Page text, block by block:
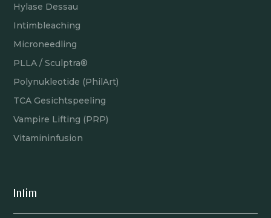
Hylase Dessau
Intimbleaching
Microneedling
PLLA / Sculptra®
Polynukleotide (PhilArt)
TCA Gesichtspeeling
Vampire Lifting (PRP)
Vitamininfusion
Intim